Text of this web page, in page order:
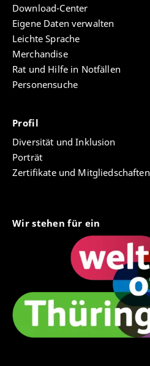
Download-Center
Eigene Daten verwalten
Leichte Sprache
Merchandise
Rat und Hilfe in Notfällen
Personensuche
Profil
Diversität und Inklusion
Porträt
Zertifikate und Mitgliedschaften
Wir stehen für ein